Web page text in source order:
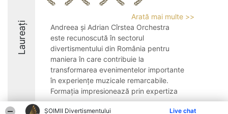
ŞOIMII Divertismentului Live chat
Laureați
Arată mai multe >>
Andreea și Adrian Cîrstea Orchestra
este recunoscută în sectorul
divertismentului din România pentru
maniera în care contribuie la
transformarea evenimentelor importante
în experiențe muzicale remarcabile.
Formația impresionează prin expertiza
...